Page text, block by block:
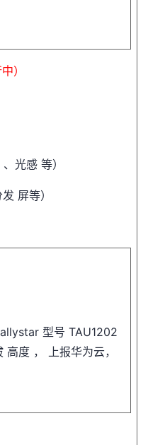
）
、光感等）
发 屏等）
型号 TAU1202
度 ， 上报华为云，